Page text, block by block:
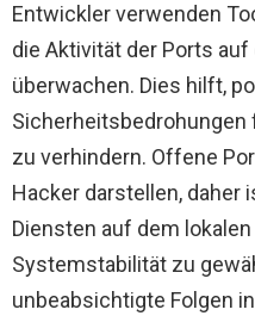
Entwickler verwenden
die Aktivität der Ports
überwachen. Dies hilft,
zu verhindern. Offene
Hacker darstellen, daher
Diensten auf dem
Systemstabilität zu
unbeabsichtigte Folgen